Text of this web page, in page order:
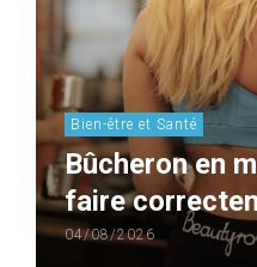
Bien-être et Santé
Bûcheron en
faire
04/08/2026